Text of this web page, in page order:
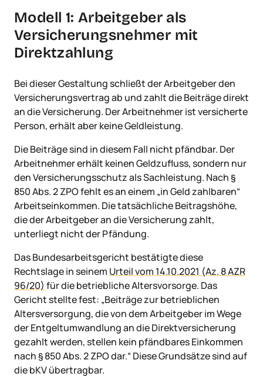
Modell 1: Arbeitgeber als
Versicherungsnehmer mit
Direktzahlung
Bei dieser Gestaltung schließt der Arbeitgeber den
Versicherungsvertrag ab und zahlt die Beiträge direkt
an die Versicherung. Der Arbeitnehmer ist versicherte
Person, erhält aber keine Geldleistung.
Die Beiträge sind in diesem Fall nicht pfändbar. Der
Arbeitnehmer erhält keinen Geldzufluss, sondern nur
den Versicherungsschutz als Sachleistung. Nach §
850 Abs. 2 ZPO fehlt es an einem „in Geld zahlbaren“
Arbeitseinkommen. Die tatsächliche Beitragshöhe,
die der Arbeitgeber an die Versicherung zahlt,
unterliegt nicht der Pfändung.
Das Bundesarbeitsgericht bestätigte diese
Rechtslage in seinem Urteil vom 14.10.2021 (Az. 8 AZR
96/20) für die betriebliche Altersvorsorge. Das
Gericht stellte fest: „Beiträge zur betrieblichen
Altersversorgung, die von dem Arbeitgeber im Wege
der Entgeltumwandlung an die Direktversicherung
gezahlt werden, stellen kein pfändbares Einkommen
nach § 850 Abs. 2 ZPO dar.“ Diese Grundsätze sind auf
die bKV übertragbar.